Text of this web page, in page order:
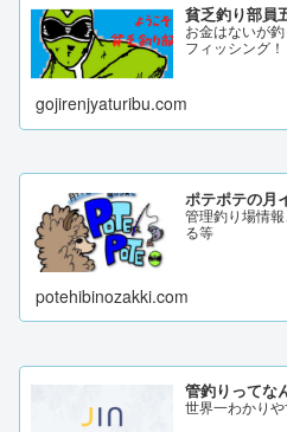
貧乏釣り部員
お金はないが
フィッシング！
gojirenjyaturibu.com
ポテポテの
管理釣り場情
る等
potehibinozakki.com
管釣りってな
世界一わかり